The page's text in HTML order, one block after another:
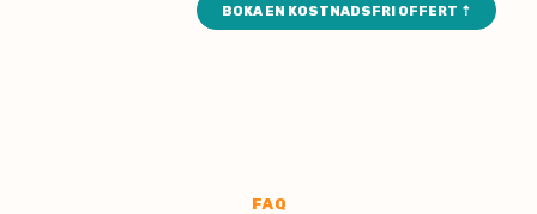
BOKA EN KOSTNADSFRI OFFERT ⇡
FAQ